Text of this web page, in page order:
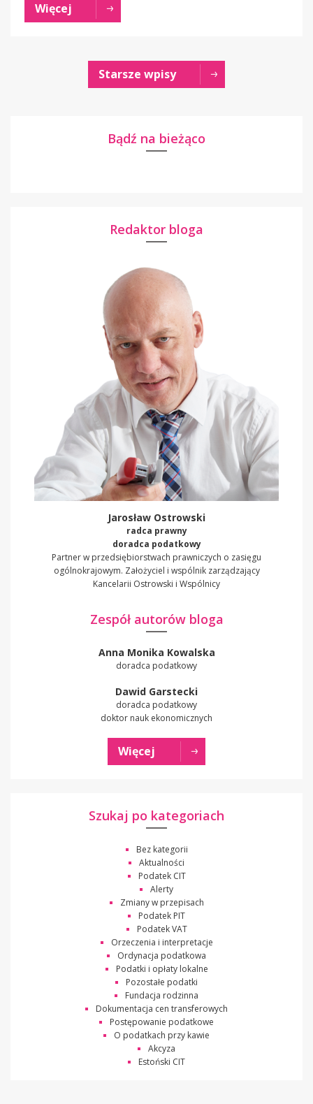
Więcej
Starsze wpisy
Bądź na bieżąco
Redaktor bloga
Jarosław Ostrowski
radca prawny
doradca podatkowy
Partner w przedsiębiorstwach prawniczych o zasięgu
ogólnokrajowym. Założyciel i wspólnik zarządzający
Kancelarii Ostrowski i Wspólnicy
Zespół autorów bloga
Anna Monika Kowalska
doradca podatkowy
Dawid Garstecki
doradca podatkowy
doktor nauk ekonomicznych
Więcej
Szukaj po kategoriach
Bez kategorii
Aktualności
Podatek CIT
Alerty
Zmiany w przepisach
Podatek PIT
Podatek VAT
Orzeczenia i interpretacje
Ordynacja podatkowa
Podatki i opłaty lokalne
Pozostałe podatki
Fundacja rodzinna
Dokumentacja cen transferowych
Postępowanie podatkowe
O podatkach przy kawie
Akcyza
Estoński CIT